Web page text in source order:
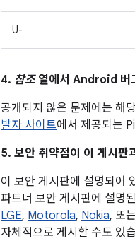
U-
4. 참조열에서 Android 버
공개되지 않은 문제에는 해
발자 사이트에서 제공되는
5. 보안 취약점이 이 게시판
이 보안 게시판에 설명되어
파트너 보안 게시판에 설명
LGE, Motorola, Nokia, 또는
자체적으로 게시할 수도 있